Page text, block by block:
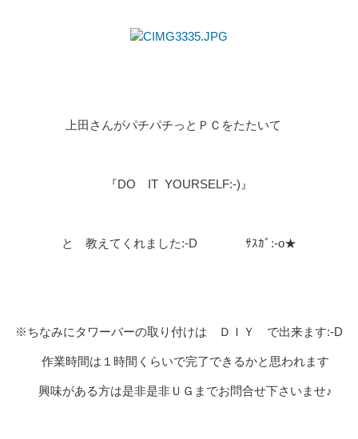
上田さんがパチパチっとＰＣをたたいて
『DO IT YOURSELF:-)』
と 教えてくれました:-D ｻｽｶﾞ:-o★
※ちなみにタワーバーの取り付けは ＤＩＹ で出来ます:-D
作業時間は１時間くらいで完了できるかと思われます
興味がある方は是非是非ＵＧまでお問合せ下さいませ♪